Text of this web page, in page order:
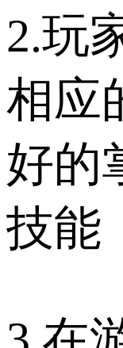
2.玩
相应
好的
技能